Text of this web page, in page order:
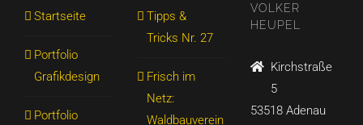
Startseite
Portfolio
Grafikdesign
Portfolio
Tipps &
Tricks Nr. 27
Frisch im
Netz:
Waldbauverein
VOLKER
HEUPEL
Kirchstraße
5
53518 Adenau